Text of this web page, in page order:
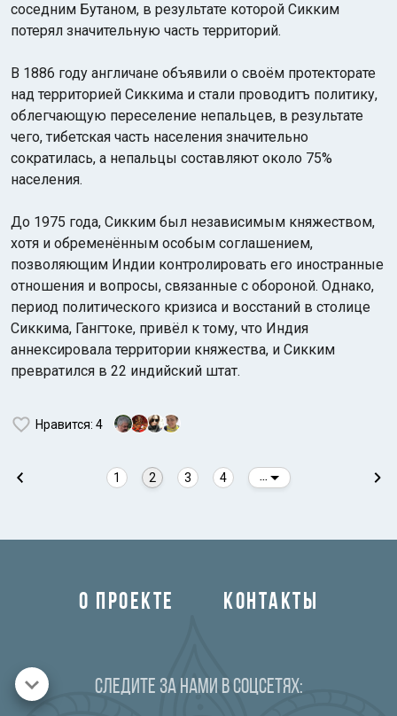
соседним Бутаном, в результате которой Сикким
потерял значительную часть территорий.
В 1886 году англичане объявили о своём протекторате
над территорией Сиккима и стали проводитъ политику,
облегчающую переселение непальцев, в результате
чего, тибетская часть населения значительно
сократилась, а непальцы составляют около 75%
населения.
До 1975 года, Сикким был независимым княжеством,
хотя и обременённым особым соглашением,
позволяющим Индии контролировать его иностранные
отношения и вопросы, связанные с обороной. Однако,
период политического кризиса и восстаний в столице
Сиккима, Гангтоке, привёл к тому, что Индия
аннексировала территории княжества, и Сикким
превратился в 22 индийский штат.
Нравится: 4
1 2 3 4
О ПРОЕКТЕ КОНТАКТЫ
Следите за нами в соцсетях: